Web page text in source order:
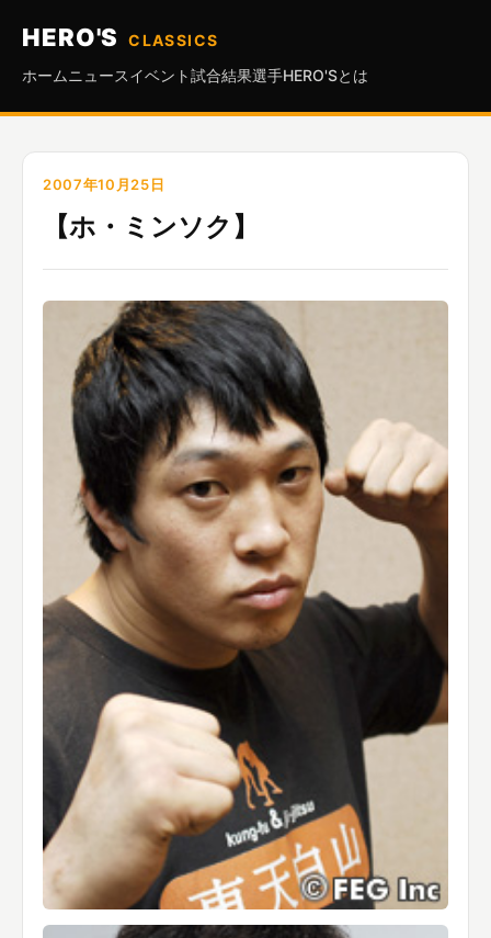
HERO'S
CLASSICS
ホーム ニュースイベント試合結果選手HERO'Sとは
2007年10月25日
【ホ・ミンソク】